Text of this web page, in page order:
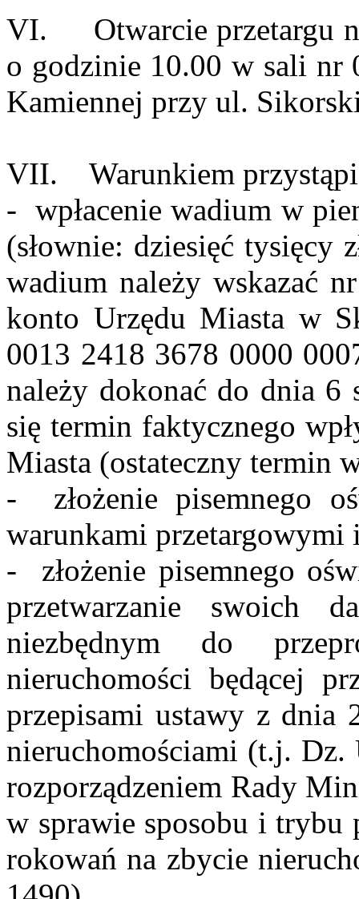
VI. Otwarcie przetargu
o godzinie 10.00 w sali nr
Kamiennej przy ul.
VII. Warunkiem
- wpłacenie wadium w
(słownie: dziesięć tysięcy
wadium należy wskazać
konto Urzędu Miasta w
0013 2418 3678 0000
należy dokonać do dnia
się termin faktycznego
Miasta (ostateczny termin
- złożenie pisemnego
warunkami przetargowymi
- złożenie pisemnego
przetwarzanie swoich
niezbędnym do
nieruchomości będącej
przepisami ustawy z dnia
nieruchomościami (t.j. Dz.
rozporządzeniem Rady
w sprawie sposobu i trybu
rokowań na zbycie